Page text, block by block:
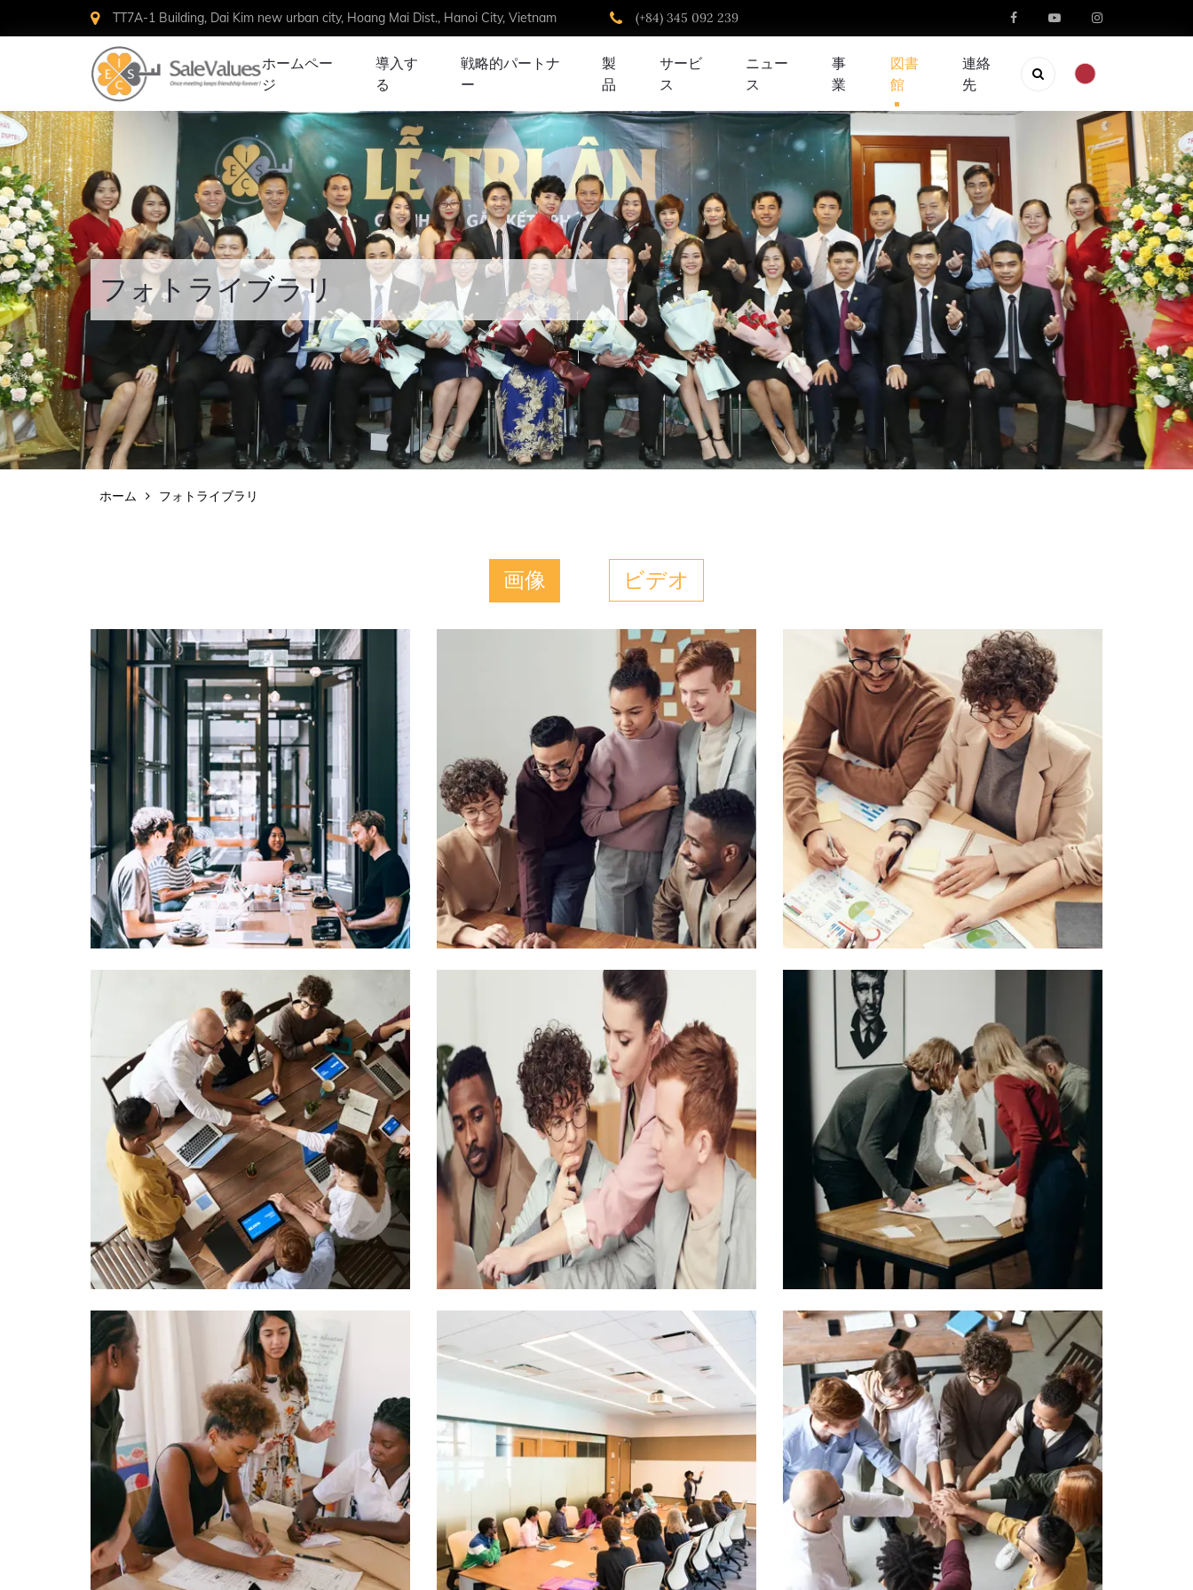
TT7A-1 Building, Dai Kim new urban city, Hoang Mai Dist., Hanoi City, Vietnam (+84) 345 092 239
ホームペー
ジ
導入す
る
戦略的パートナ
ー
製
品
サービ
ス
ニュー
ス
事
業
図書
館
連絡
先
フォトライブラリ
ホーム フォトライブラリ
画像 ビデオ